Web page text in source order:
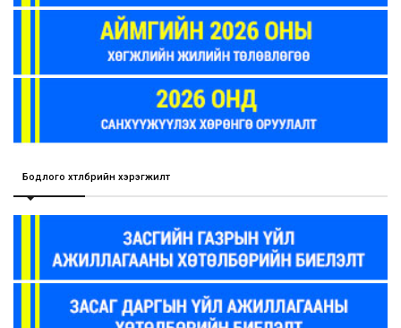
Бодлого хөтөлбөрийн хэрэгжилт